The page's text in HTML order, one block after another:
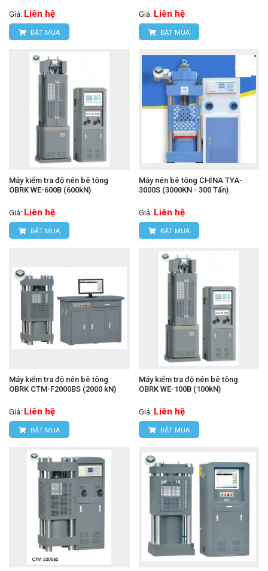
Giá: Liên hệ
ĐẶT MUA
Giá: Liên hệ
ĐẶT MUA
Máy kiểm tra độ nén bê tông
OBRK WE-600B (600kN)
Giá: Liên hệ
ĐẶT MUA
Máy nén bê tông CHINA TYA-
3000S (3000KN - 300 Tấn)
Giá: Liên hệ
ĐẶT MUA
Máy kiểm tra độ nén bê tông
OBRK CTM-F2000BS (2000 kN)
Giá: Liên hệ
ĐẶT MUA
Máy kiểm tra độ nén bê tông
OBRK WE-100B (100kN)
Giá: Liên hệ
ĐẶT MUA